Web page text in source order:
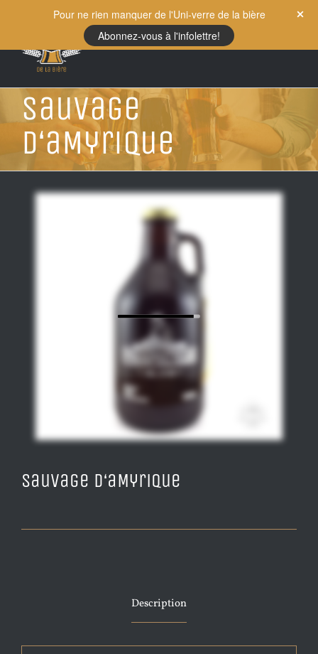
content
Sauvage
d‘aMyrique
Sauvage d‘aMyrique
Description
Pour ne rien manquer de l'Uni-verre de la bière
Abonnez-vous à l'infolettre!